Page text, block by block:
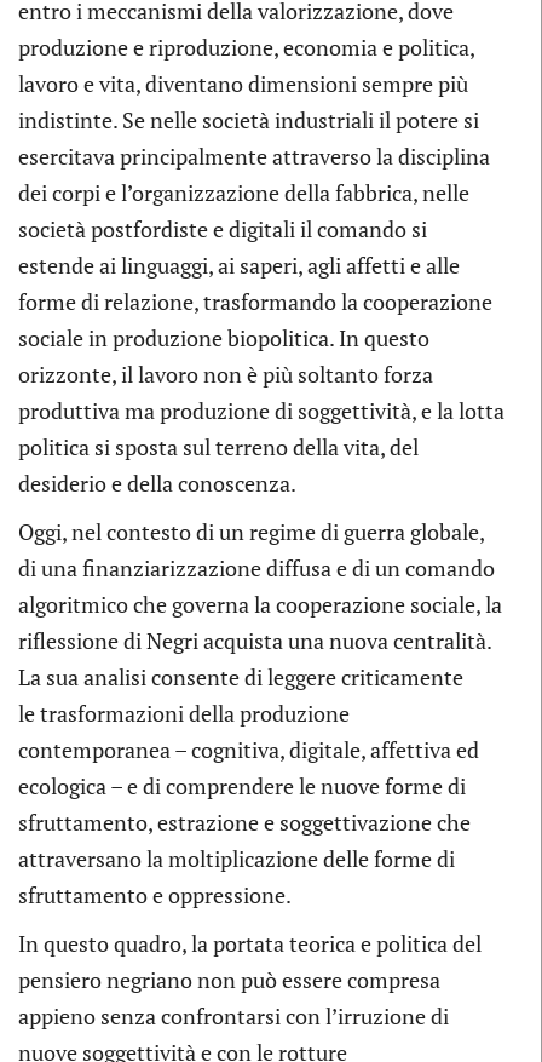
entro i meccanismi della valorizzazione, dove
produzione e riproduzione, economia e politica,
lavoro e vita, diventano dimensioni sempre più
indistinte. Se nelle società industriali il potere si
esercitava principalmente attraverso la disciplina
dei corpi e l’organizzazione della fabbrica, nelle
società postfordiste e digitali il comando si
estende ai linguaggi, ai saperi, agli affetti e alle
forme di relazione, trasformando la cooperazione
sociale in produzione biopolitica. In questo
orizzonte, il lavoro non è più soltanto forza
produttiva ma produzione di soggettività, e la lotta
politica si sposta sul terreno della vita, del
desiderio e della conoscenza.
Oggi, nel contesto di un regime di guerra globale,
di una finanziarizzazione diffusa e di un comando
algoritmico che governa la cooperazione sociale, la
riflessione di Negri acquista una nuova centralità.
La sua analisi consente di leggere criticamente
le trasformazioni della produzione
contemporanea – cognitiva, digitale, affettiva ed
ecologica – e di comprendere le nuove forme di
sfruttamento, estrazione e soggettivazione che
attraversano la moltiplicazione delle forme di
sfruttamento e oppressione.
In questo quadro, la portata teorica e politica del
pensiero negriano non può essere compresa
appieno senza confrontarsi con l’irruzione di
nuove soggettività e con le rotture